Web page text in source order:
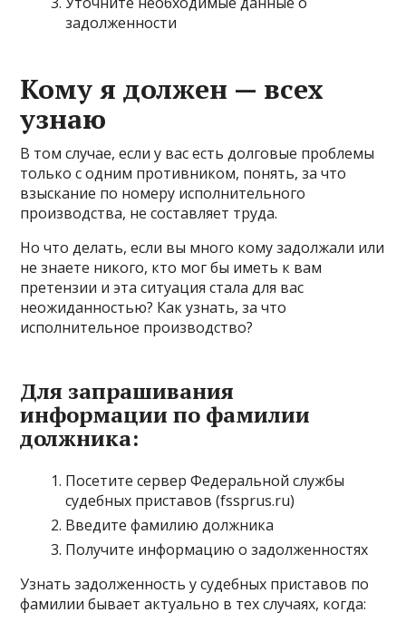
задолженности
Кому я должен — всех
узнаю
В том случае, если у вас есть долговые проблемы
только с одним противником, понять, за что
взыскание по номеру исполнительного
производства, не составляет труда.
Но что делать, если вы много кому задолжали или
не знаете никого, кто мог бы иметь к вам
претензии и эта ситуация стала для вас
неожиданностью? Как узнать, за что
исполнительное производство?
Для запрашивания
информации по фамилии
должника:
Посетите сервер Федеральной службы
судебных приставов (fssprus.ru)
Введите фамилию должника
Получите информацию о задолженностях
Узнать задолженность у судебных приставов по
фамилии бывает актуально в тех случаях, когда: